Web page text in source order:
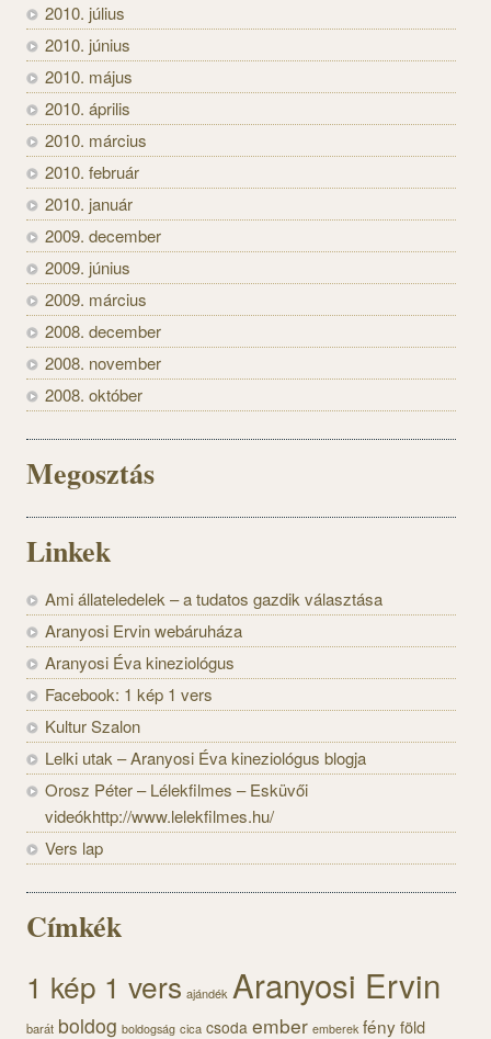
2010. július
2010. június
2010. május
2010. április
2010. március
2010. február
2010. január
2009. december
2009. június
2009. március
2008. december
2008. november
2008. október
Megosztás
Linkek
Ami állateledelek – a tudatos gazdik választása
Aranyosi Ervin webáruháza
Aranyosi Éva kineziológus
Facebook: 1 kép 1 vers
Kultur Szalon
Lelki utak – Aranyosi Éva kineziológus blogja
Orosz Péter – Lélekfilmes – Esküvői
videókhttp://www.lelekfilmes.hu/
Vers lap
Címkék
1 kép 1 vers ajándék Aranyosi Ervin
barát boldog boldogság cica csoda ember emberek fényföld